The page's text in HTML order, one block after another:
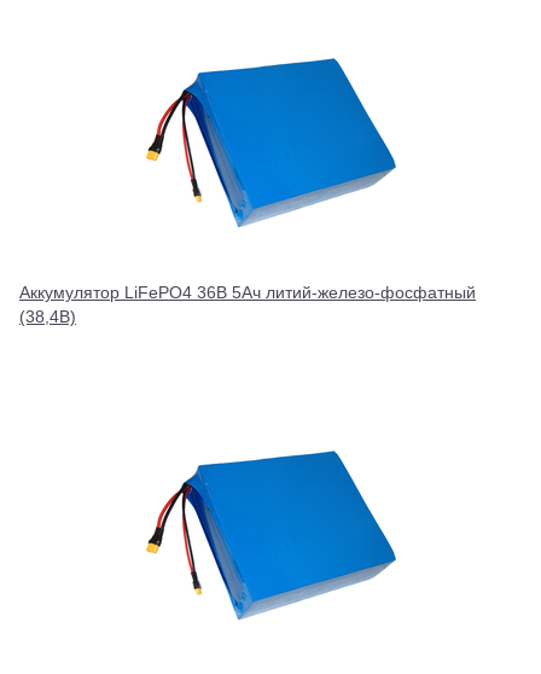
Аккумулятор LiFePO4 36В 5Ач литий-железо-фосфатный
(38,4В)